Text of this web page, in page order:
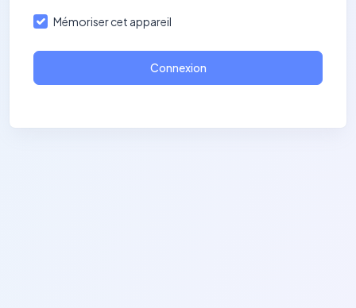
Mémoriser cet appareil
Connexion